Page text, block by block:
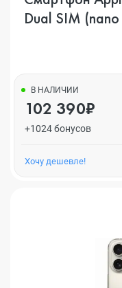
Dual SIM
В НАЛИЧИИ
102 390₽
+1024 бонусов
Хочу дешевле!